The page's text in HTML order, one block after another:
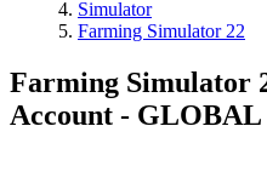
Simulator
Farming Simulator 22
Farming Simulator
Account - GLOBAL